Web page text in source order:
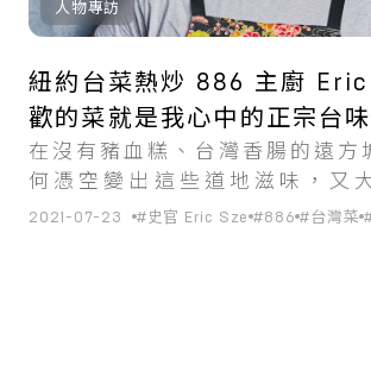
人物專訪
紐約台菜熱炒 886 主廚 Eric
歡的菜就是我心中的正宗台味
在沒有豬血糕、台灣香腸的遠方
何憑空變出這些道地滋味，又
迎？
2021-07-23 #史官 Eric Sze #886 #台灣菜